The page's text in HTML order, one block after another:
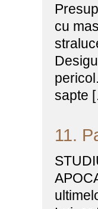
cu
sapte
11.